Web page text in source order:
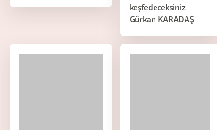
keşfedeceksiniz.
Gürkan KARADAŞ